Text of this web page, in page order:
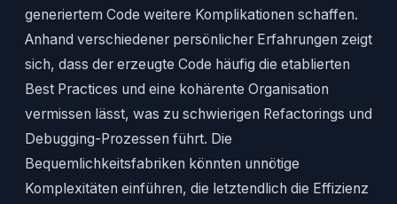
generiertem Code weitere Komplikationen schaffen.
Anhand verschiedener persönlicher Erfahrungen zeigt
sich, dass der erzeugte Code häufig die etablierten
Best Practices und eine kohärente Organisation
vermissen lässt, was zu schwierigen Refactorings und
Debugging-Prozessen führt. Die
Bequemlichkeitsfabriken könnten unnötige
Komplexitäten einführen, die letztendlich die Effizienz